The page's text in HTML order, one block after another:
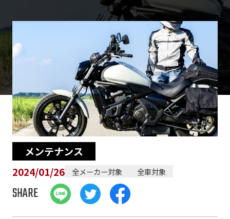
メンテナンス
2024/01/26
全メーカー対象 全車対象
SHARE